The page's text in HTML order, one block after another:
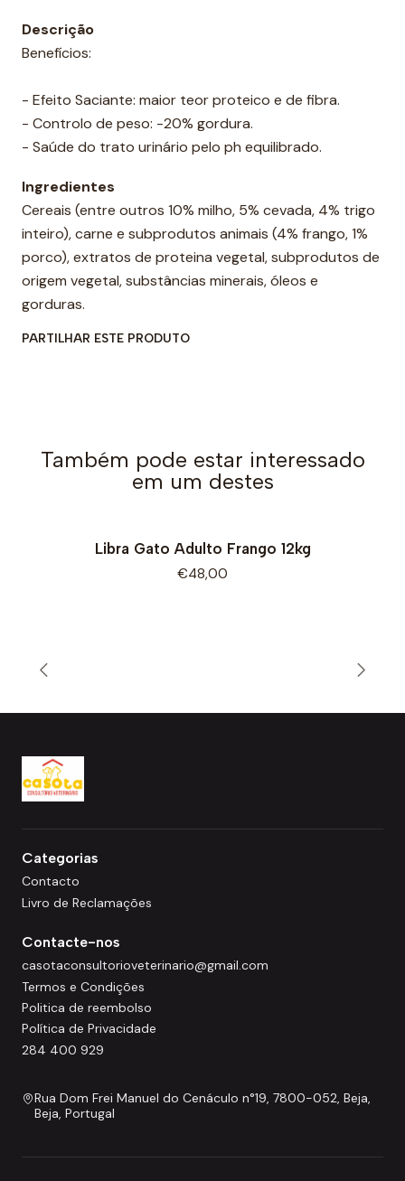
Descrição
Benefícios:
- Efeito Saciante: maior teor proteico e de fibra.
- Controlo de peso: -20% gordura.
- Saúde do trato urinário pelo ph equilibrado.
Ingredientes
Cereais (entre outros 10% milho, 5% cevada, 4% trigo
inteiro), carne e subprodutos animais (4% frango, 1%
porco), extratos de proteina vegetal, subprodutos de
origem vegetal, substâncias minerais, óleos e
gorduras.
PARTILHAR ESTE PRODUTO
Também pode estar interessado
em um destes
Libra Gato Adulto Frango 12kg
€48,00
Categorias
Contacto
Livro de Reclamações
Contacte-nos
casotaconsultorioveterinario@gmail.com
Termos e Condições
Politica de reembolso
Política de Privacidade
284 400 929
Rua Dom Frei Manuel do Cenáculo n°19, 7800-052, Beja,
Beja, Portugal